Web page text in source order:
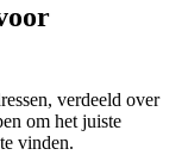
verdeeld over
om het juiste
vinden.